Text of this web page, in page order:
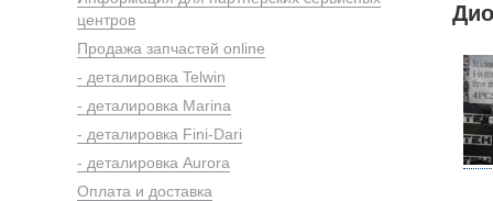
центров
Продажа запчастей online
- деталировка Telwin
- деталировка Marina
- деталировка Fini-Dari
- деталировка Aurora
Оплата и доставка